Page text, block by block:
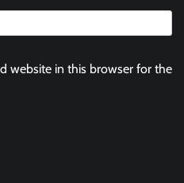
website in this browser for the